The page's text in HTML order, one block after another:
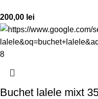
200,00 lei
Buchet lalele mixt